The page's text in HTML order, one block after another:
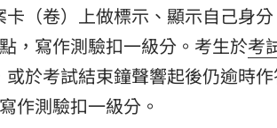
（卷）上做標示、顯示自己身
，寫作測驗扣一級分。考生於考
於考試結束鐘聲響起後仍逾時
作測驗扣一級分。